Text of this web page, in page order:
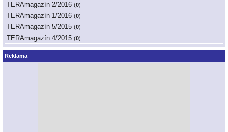
TERAmagazín 2/2016 (0)
TERAmagazín 1/2016 (0)
TERAmagazín 5/2015 (0)
TERAmagazín 4/2015 (0)
Reklama